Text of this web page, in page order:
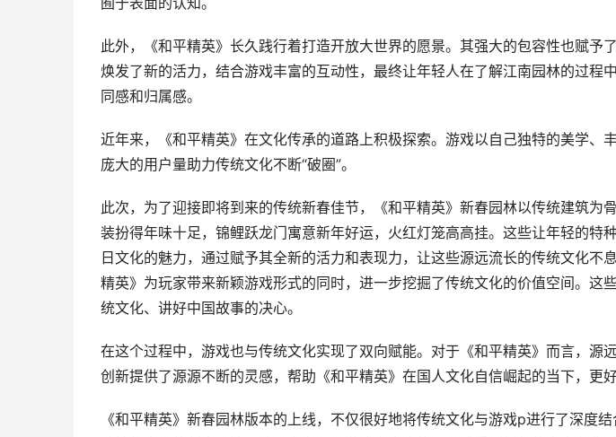
此外，《和平精英》长久践行着打造开放大世界的愿景。其强大的包容性也赋予
焕发了新的活力，结合游戏丰富的互动性，最终让年轻人在了解江南园林的过程
同感和归属感。
近年来，《和平精英》在文化传承的道路上积极探索。游戏以自己独特的美学、
庞大的用户量助力传统文化不断“破圈”。
此次，为了迎接即将到来的传统新春佳节，《和平精英》新春园林以传统建筑为
装扮得年味十足，锦鲤跃龙门寓意新年好运，火红灯笼高高挂。这些让年轻的特
日文化的魅力，通过赋予其全新的活力和表现力，让这些源远流长的传统文化不
精英》为玩家带来新颖游戏形式的同时，进一步挖掘了传统文化的价值空间。这
统文化、讲好中国故事的决心。
在这个过程中，游戏也与传统文化实现了双向赋能。对于《和平精英》而言，源
创新提供了源源不断的灵感，帮助《和平精英》在国人文化自信崛起的当下，更
《和平精英》新春园林版本的上线，不仅很好地将传统文化与游戏p进行了深度